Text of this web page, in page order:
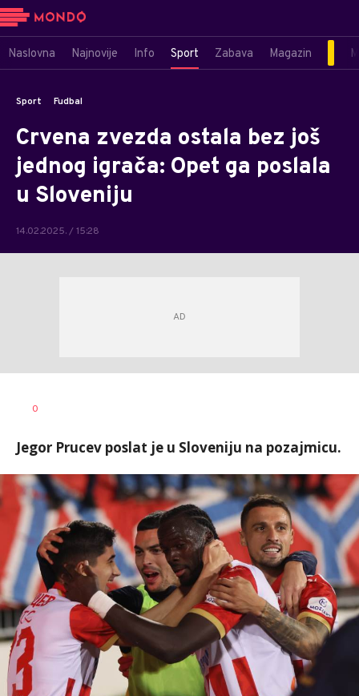
Naslovna Najnovije Info Sport Zabava Magazin
Sport Fudbal
Crvena zvezda ostala bez još
jednog igrača: Opet ga poslala
u Sloveniju
14.02.2025. / 15:28
0
Jegor Prucev poslat je u Sloveniju na pozajmicu.